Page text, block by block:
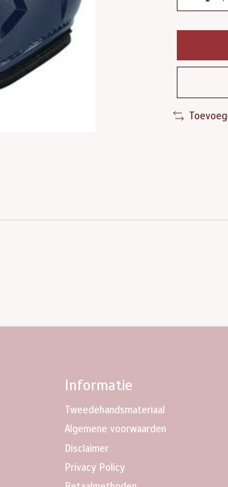
Informatie
Tweedehandsmateriaal
Algemene voorwaarden
Disclaimer
Privacy Policy